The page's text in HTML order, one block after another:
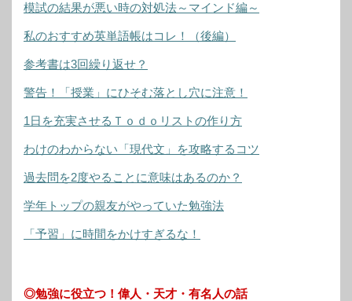
模試の結果が悪い時の対処法～マインド編～
私のおすすめ英単語帳はコレ！（後編）
参考書は3回繰り返せ？
警告！「授業」にひそむ落とし穴に注意！
1日を充実させるＴｏｄｏリストの作り方
わけのわからない「現代文」を攻略するコツ
過去問を2度やることに意味はあるのか？
学年トップの親友がやっていた勉強法
「予習」に時間をかけすぎるな！
◎勉強に役立つ！偉人・天才・有名人の話